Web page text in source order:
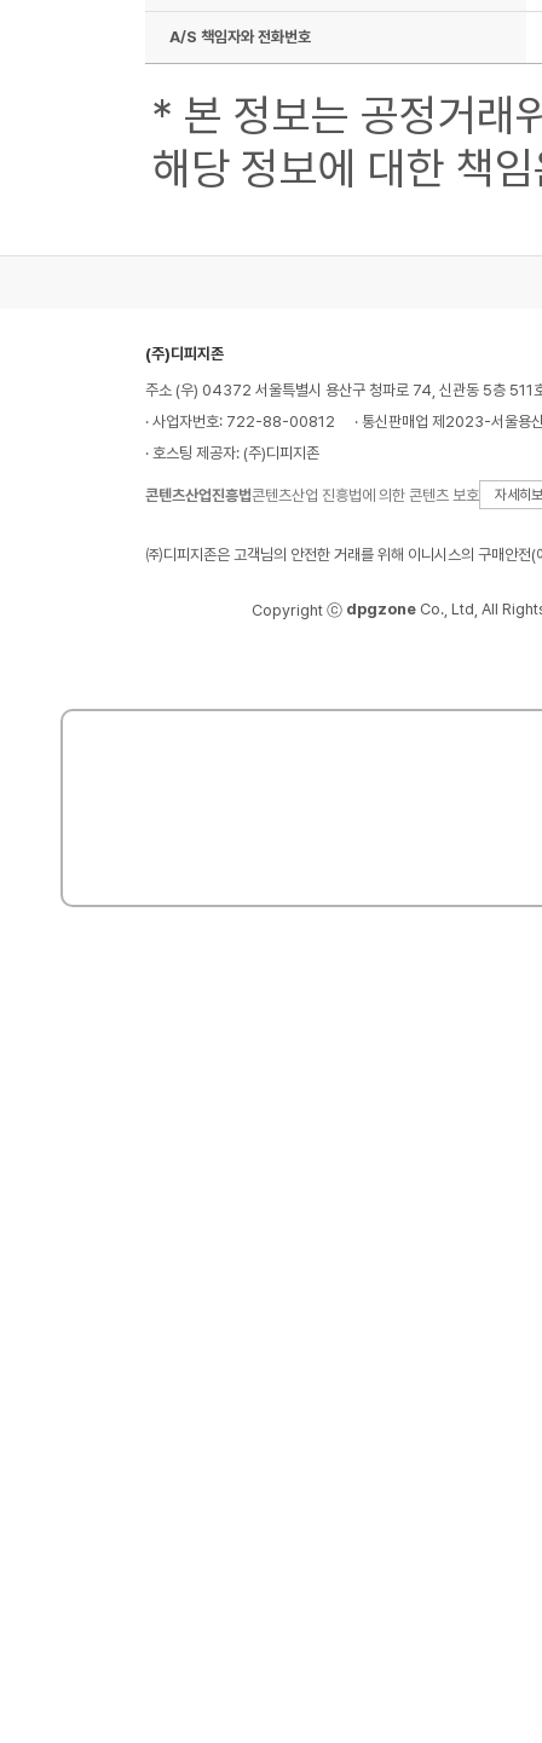
A/S 책임자와 전화번호
* 본 정보는 공정거래
해당 정보에 대한 책
(주)디피지존
주소 (우) 04372 서울특별시 용산구 청파로 74, 신관동 5층 511
· 사업자번호: 722-88-00812
· 통신판매업 제2023-서울
· 호스팅 제공자: (주)디피지존
콘텐츠산업진흥법콘텐츠산업 진흥법에 의한 콘텐츠 보호 자세히
㈜디피지존은 고객님의 안전한 거래를 위해 이니시스의 구매안전
Copyright ⓒ dpgzone Co., Ltd, All